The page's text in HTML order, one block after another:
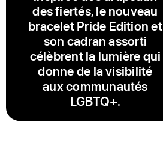
des fiertés, le nouveau
bracelet Pride Edition et
son cadran assorti
célèbrent la lumière qui
donne de la visibilité
aux communautés
LGBTQ+.